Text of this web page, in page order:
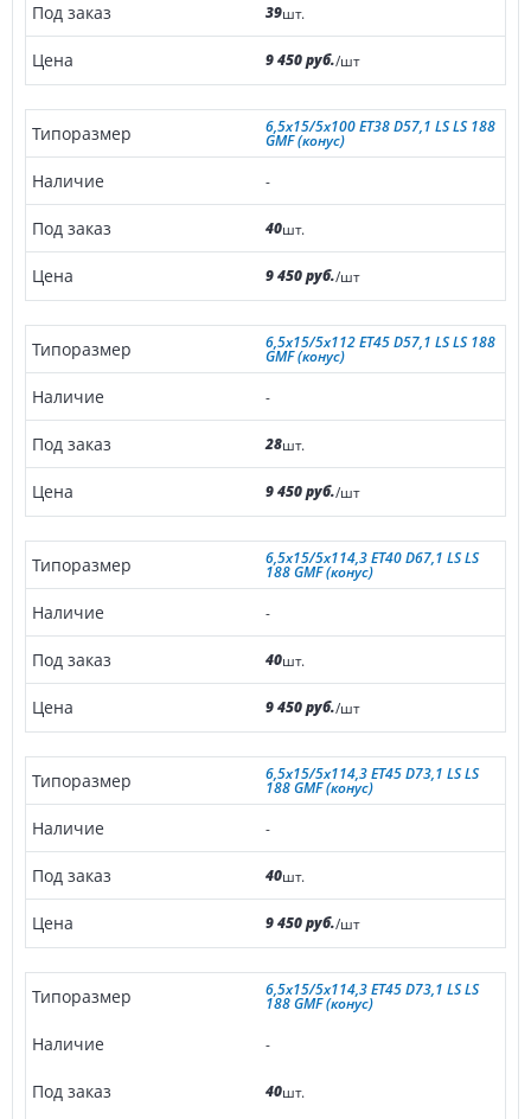
39шт.
9 450 руб./шт
6,5x15/5x100 ET38 D57,1 LS LS 188
GMF (конус)
-
40шт.
9 450 руб./шт
6,5x15/5x112 ET45 D57,1 LS LS 188
GMF (конус)
-
28шт.
9 450 руб./шт
6,5x15/5x114,3 ET40 D67,1 LS LS
188 GMF (конус)
-
40шт.
9 450 руб./шт
6,5x15/5x114,3 ET45 D73,1 LS LS
188 GMF (конус)
-
40шт.
9 450 руб./шт
6,5x15/5x114,3 ET45 D73,1 LS LS
188 GMF (конус)
-
40шт.